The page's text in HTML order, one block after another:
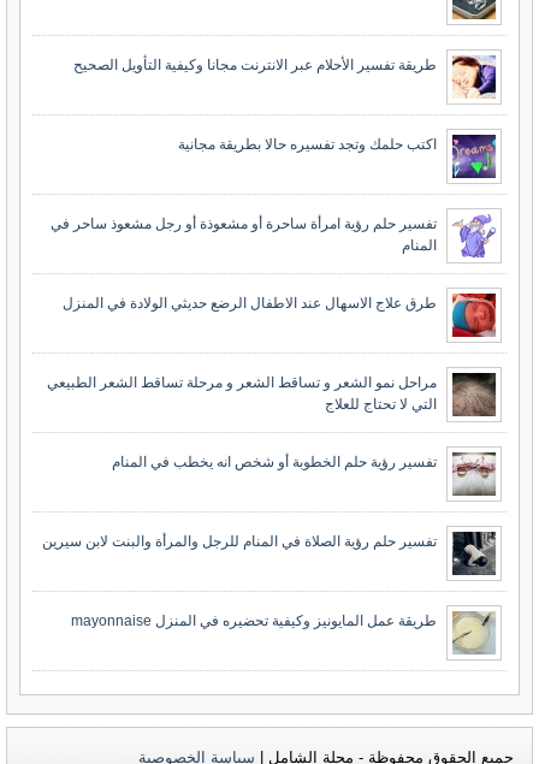
طريقة تفسير الأحلام عبر الانترنت مجانا وكيفية التأويل الصحيح
اكتب حلمك وتجد تفسيره حالا بطريقة مجانية
تفسير حلم رؤية امرأة ساحرة أو مشعوذة أو رجل مشعوذ ساحر في
المنام
طرق علاج الاسهال عند الاطفال الرضع حديثي الولادة في المنزل
مراحل نمو الشعر و تساقط الشعر و مرحلة تساقط الشعر الطبيعي
التي لا تحتاج للعلاج
تفسير رؤية حلم الخطوبة أو شخص انه يخطب في المنام
تفسير حلم رؤية الصلاة في المنام للرجل والمرأة والبنت لابن سيرين
طريقة عمل المايونيز وكيفية تحضيره في المنزل mayonnaise
جميع الحقوق محفوظة - مجلة الشامل | سياسة الخصوصية